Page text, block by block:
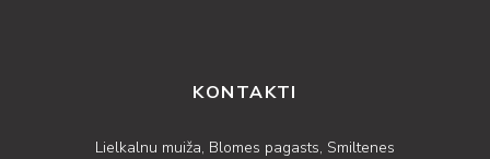
KONTAKTI
Lielkalnu muiža, Blomes pagasts, Smiltenes